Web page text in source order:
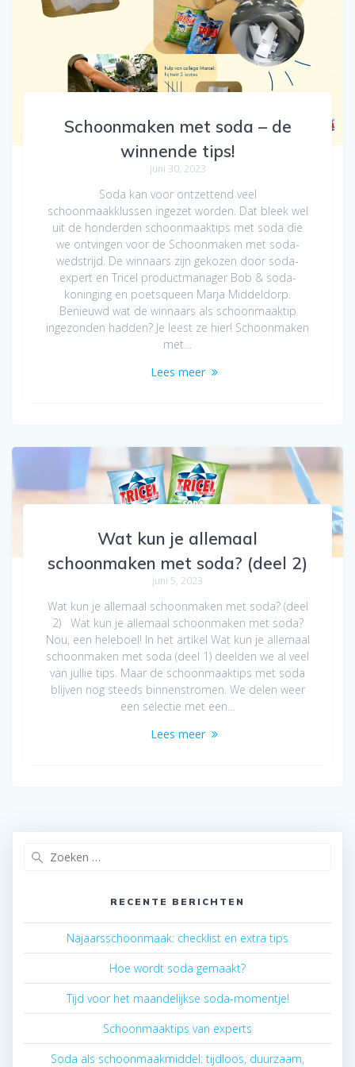
Schoonmaken met soda – de
winnende tips!
juni 30, 2023
Soda kan voor ontzettend veel
schoonmaakklussen ingezet worden. Dat bleek wel
uit de honderden schoonmaaktips met soda die
we ontvingen voor de Schoonmaken met soda-
wedstrijd. De winnaars zijn gekozen door soda-
expert en Tricel productmanager Bob & soda-
koninging en poetsqueen Marja Middeldorp.
Benieuwd wat de winnaars als schoonmaaktip
ingezonden hadden? Je leest ze hier! Schoonmaken
met…
Lees meer
Wat kun je allemaal
schoonmaken met soda? (deel 2)
juni 5, 2023
Wat kun je allemaal schoonmaken met soda? (deel
2) Wat kun je allemaal schoonmaken met soda?
Nou, een heleboel! In het artikel Wat kun je allemaal
schoonmaken met soda (deel 1) deelden we al veel
van jullie tips. Maar de schoonmaaktips met soda
blijven nog steeds binnenstromen. We delen weer
een selectie met een…
Lees meer
RECENTE BERICHTEN
Najaarsschoonmaak: checklist en extra tips
Hoe wordt soda gemaakt?
Tijd voor het maandelijkse soda-momentje!
Schoonmaaktips van experts
Soda als schoonmaakmiddel: tijdloos, duurzaam,